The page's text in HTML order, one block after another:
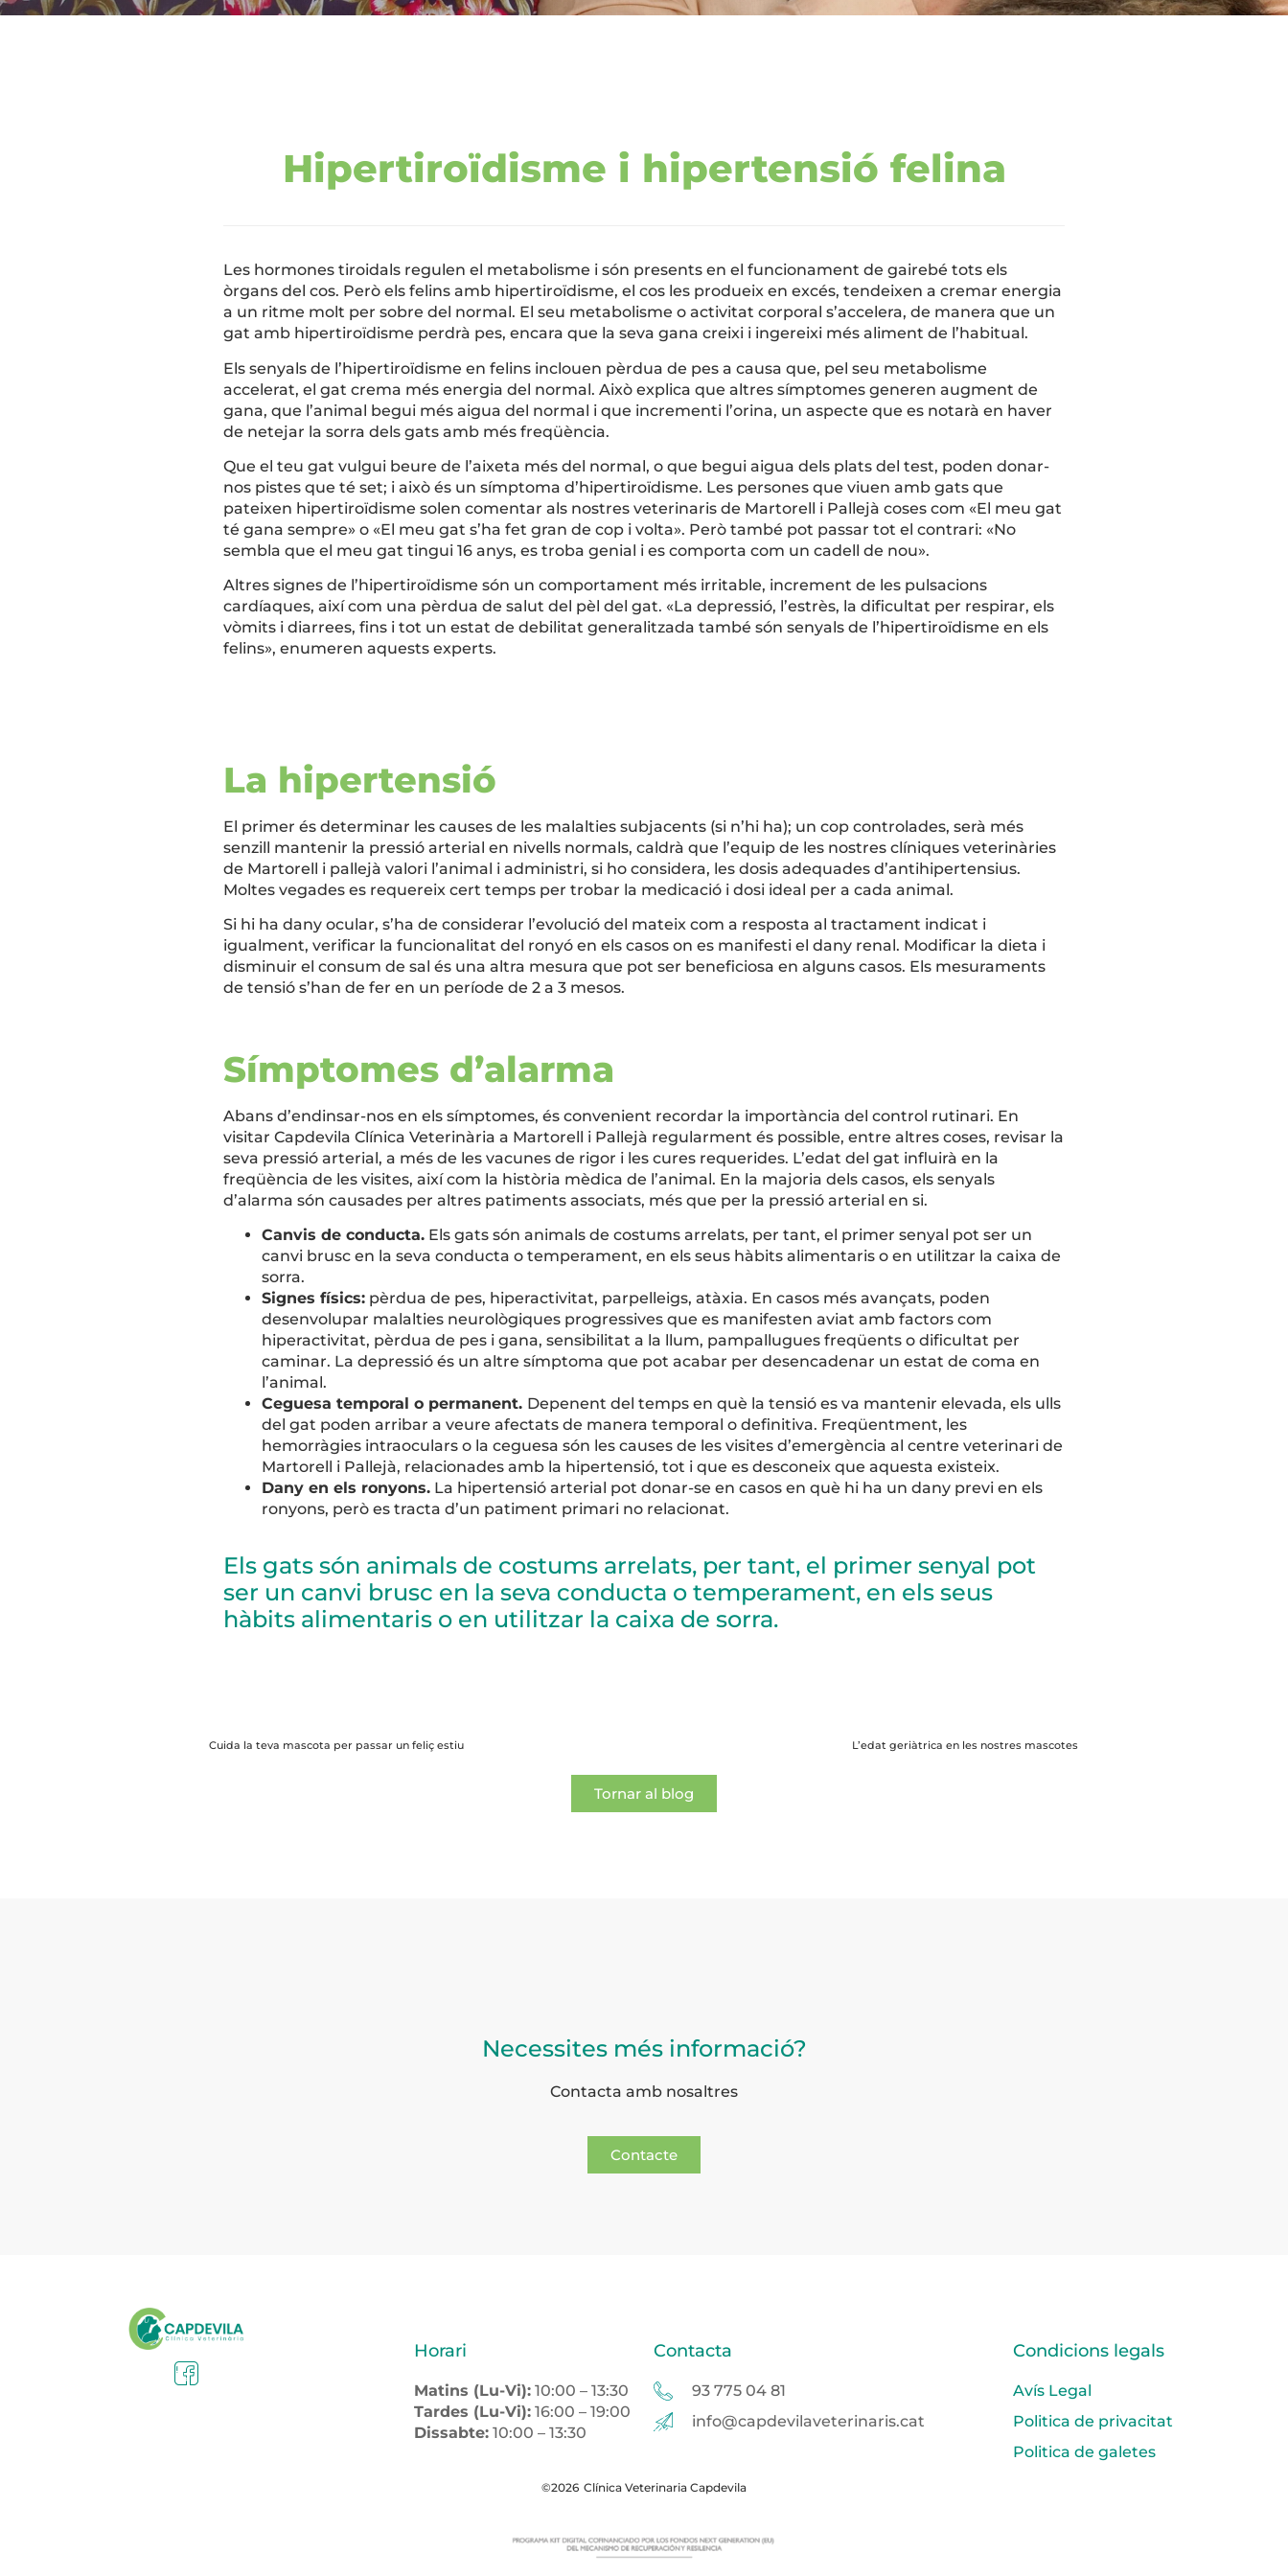
Hipertiroïdisme i hipertensió felina
Les hormones tiroidals regulen el metabolisme i són presents en el funcionament de gairebé tots els
òrgans del cos. Però els felins amb hipertiroïdisme, el cos les produeix en excés, tendeixen a cremar energia
a un ritme molt per sobre del normal. El seu metabolisme o activitat corporal s’accelera, de manera que un
gat amb hipertiroïdisme perdrà pes, encara que la seva gana creixi i ingereixi més aliment de l’habitual.
Els senyals de l’hipertiroïdisme en felins inclouen pèrdua de pes a causa que, pel seu metabolisme
accelerat, el gat crema més energia del normal. Això explica que altres símptomes generen augment de
gana, que l’animal begui més aigua del normal i que incrementi l’orina, un aspecte que es notarà en haver
de netejar la sorra dels gats amb més freqüència.
Que el teu gat vulgui beure de l’aixeta més del normal, o que begui aigua dels plats del test, poden donar-
nos pistes que té set; i això és un símptoma d’hipertiroïdisme. Les persones que viuen amb gats que
pateixen hipertiroïdisme solen comentar als nostres veterinaris de Martorell i Pallejà coses com «El meu gat
té gana sempre» o «El meu gat s’ha fet gran de cop i volta». Però també pot passar tot el contrari: «No
sembla que el meu gat tingui 16 anys, es troba genial i es comporta com un cadell de nou».
Altres signes de l’hipertiroïdisme són un comportament més irritable, increment de les pulsacions
cardíaques, així com una pèrdua de salut del pèl del gat. «La depressió, l’estrès, la dificultat per respirar, els
vòmits i diarrees, fins i tot un estat de debilitat generalitzada també són senyals de l’hipertiroïdisme en els
felins», enumeren aquests experts.
La hipertensió
El primer és determinar les causes de les malalties subjacents (si n’hi ha); un cop controlades, serà més
senzill mantenir la pressió arterial en nivells normals, caldrà que l’equip de les nostres clíniques veterinàries
de Martorell i pallejà valori l’animal i administri, si ho considera, les dosis adequades d’antihipertensius.
Moltes vegades es requereix cert temps per trobar la medicació i dosi ideal per a cada animal.
Si hi ha dany ocular, s’ha de considerar l’evolució del mateix com a resposta al tractament indicat i
igualment, verificar la funcionalitat del ronyó en els casos on es manifesti el dany renal. Modificar la dieta i
disminuir el consum de sal és una altra mesura que pot ser beneficiosa en alguns casos. Els mesuraments
de tensió s’han de fer en un període de 2 a 3 mesos.
Símptomes d’alarma
Abans d’endinsar-nos en els símptomes, és convenient recordar la importància del control rutinari. En
visitar Capdevila Clínica Veterinària a Martorell i Pallejà regularment és possible, entre altres coses, revisar la
seva pressió arterial, a més de les vacunes de rigor i les cures requerides. L’edat del gat influirà en la
freqüència de les visites, així com la història mèdica de l’animal. En la majoria dels casos, els senyals
d’alarma són causades per altres patiments associats, més que per la pressió arterial en si.
Canvis de conducta. Els gats són animals de costums arrelats, per tant, el primer senyal pot ser un
canvi brusc en la seva conducta o temperament, en els seus hàbits alimentaris o en utilitzar la caixa de
sorra.
Signes físics: pèrdua de pes, hiperactivitat, parpelleigs, atàxia. En casos més avançats, poden
desenvolupar malalties neurològiques progressives que es manifesten aviat amb factors com
hiperactivitat, pèrdua de pes i gana, sensibilitat a la llum, pampallugues freqüents o dificultat per
caminar. La depressió és un altre símptoma que pot acabar per desencadenar un estat de coma en
l’animal.
Ceguesa temporal o permanent. Depenent del temps en què la tensió es va mantenir elevada, els ulls
del gat poden arribar a veure afectats de manera temporal o definitiva. Freqüentment, les
hemorràgies intraoculars o la ceguesa són les causes de les visites d’emergència al centre veterinari de
Martorell i Pallejà, relacionades amb la hipertensió, tot i que es desconeix que aquesta existeix.
Dany en els ronyons. La hipertensió arterial pot donar-se en casos en què hi ha un dany previ en els
ronyons, però es tracta d’un patiment primari no relacionat.
Els gats són animals de costums arrelats, per tant, el primer senyal pot
ser un canvi brusc en la seva conducta o temperament, en els seus
hàbits alimentaris o en utilitzar la caixa de sorra.
Cuida la teva mascota per passar un feliç estiu L’edat geriàtrica en les nostres mascotes
Tornar al blog
Necessites més informació?
Contacta amb nosaltres
Contacte
Horari
Matins (Lu-Vi): 10:00 – 13:30
Tardes (Lu-Vi): 16:00 – 19:00
Dissabte: 10:00 – 13:30
Contacta
93 775 04 81
info@capdevilaveterinaris.cat
Condicions legals
Avís Legal
Politica de privacitat
Politica de galetes
©2026 Clínica Veterinaria Capdevila